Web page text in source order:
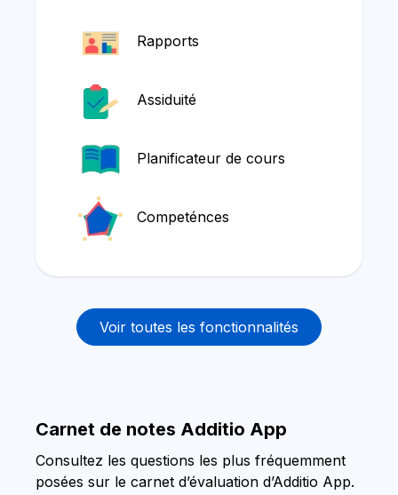
Rapports
Assiduité
Planificateur de cours
Competénces
Voir toutes les fonctionnalités
Carnet de notes Additio App
Consultez les questions les plus fréquemment
posées sur le carnet d’évaluation d’Additio App.